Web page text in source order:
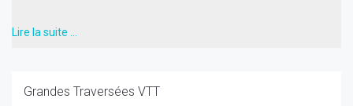
Lire la suite …
Grandes Traversées VTT